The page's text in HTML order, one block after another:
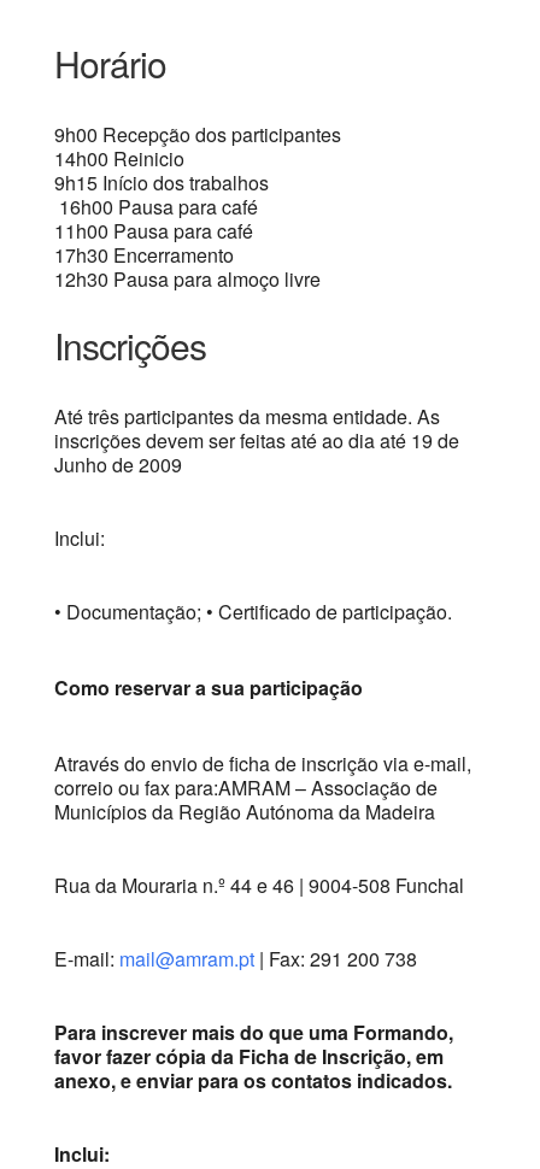
Horário
9h00 Recepção dos participantes
14h00 Reinicio
9h15 Início dos trabalhos
16h00 Pausa para café
11h00 Pausa para café
17h30 Encerramento
12h30 Pausa para almoço livre
Inscrições
Até três participantes da mesma entidade. As
inscrições devem ser feitas até ao dia até 19 de
Junho de 2009
Inclui:
• Documentação; • Certificado de participação.
Como reservar a sua participação
Através do envio de ficha de inscrição via e-mail,
correio ou fax para:AMRAM – Associação de
Municípios da Região Autónoma da Madeira
Rua da Mouraria n.º 44 e 46 | 9004-508 Funchal
E-mail: mail@amram.pt| Fax: 291 200 738
Para inscrever mais do que uma Formando,
favor fazer cópia da Ficha de Inscrição, em
anexo, e enviar para os contatos indicados.
Inclui: